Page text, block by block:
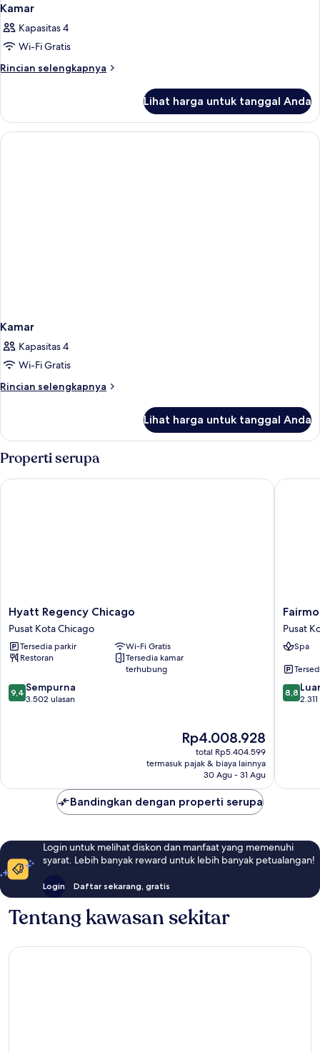
Kamar
Kapasitas 4
Wi-Fi Gratis
Rincian selengkapnya
Rincian
Kamar
Lihat harga untuk tanggal Anda
Kamar
Kapasitas 4
Wi-Fi Gratis
Rincian selengkapnya
Rincian
Kamar
Lihat harga untuk tanggal Anda
Properti serupa
Hyatt
Regency
Chicago
Pusat
Kota
Hyatt Regency Chicago
Pusat Kota Chicago
Tersedia parkir
Wi-Fi Gratis
Restoran
Tersedia kamar
terhubung
9.4
dari
9,4 Sempurna
3.502 ulasan
Harga
sekarang
Rp4.008.928
Rp4.008.928
total Rp5.404.599
termasuk pajak & biaya lainnya
30 Agu - 31 Agu
Hyatt Regency Chicago
Chicago
at
Pusat
Kota
Chicago
Pusat
Spa
8.8
dari
8,8
Bandingkan dengan properti serupa
Login untuk melihat diskon dan manfaat yang memenuhi
syarat. Lebih banyak reward untuk lebih banyak petualangan!
Login Daftar sekarang, gratis
Tentang kawasan sekitar